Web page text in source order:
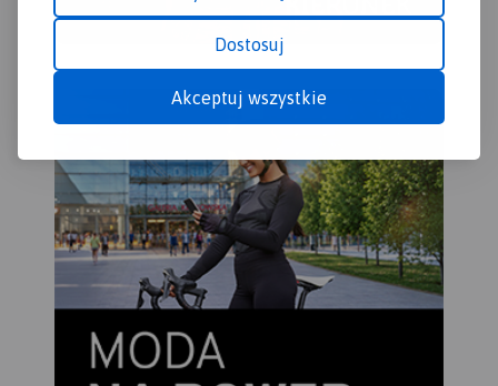
Dostosuj
Akceptuj wszystkie